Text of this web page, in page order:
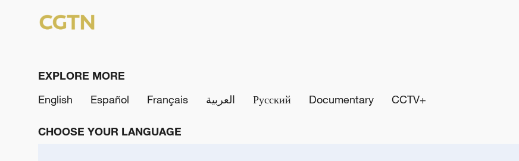
EXPLORE MORE
English
Español Français العربية Русский Documentary CCTV+
CHOOSE YOUR LANGUAGE